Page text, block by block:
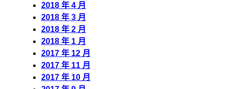
2018 年 4 月
2018 年 3 月
2018 年 2 月
2018 年 1 月
2017 年 12 月
2017 年 11 月
2017 年 10 月